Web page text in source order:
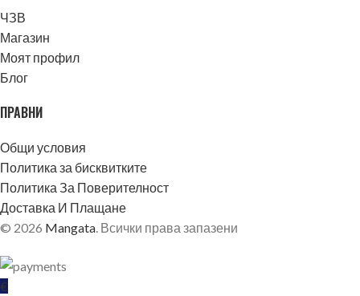
ЧЗВ
Магазин
Моят профил
Блог
ПРАВНИ
Общи условия
Политика за бисквитките
Политика За Поверителност
Доставка И Плащане
© 2026 Mangata. Всички права запазени
€